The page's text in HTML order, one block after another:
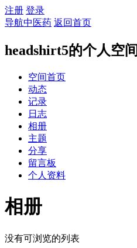
注册 登录
导航中医药 返回首页
headshirt5的个人空间
空间首页
动态
记录
日志
相册
主题
分享
留言板
个人资料
相册
没有可浏览的列表